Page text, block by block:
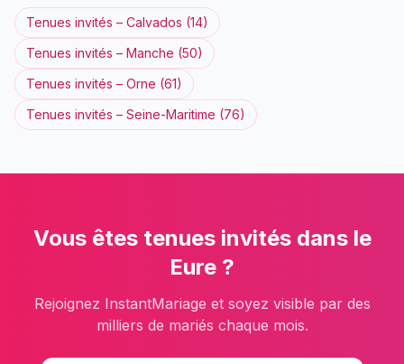
Tenues invités – Calvados (14)
Tenues invités – Manche (50)
Tenues invités – Orne (61)
Tenues invités – Seine-Maritime (76)
Vous êtes tenues invitésdans le
Eure ?
Rejoignez InstantMariage et soyez visible par des
milliers de mariés chaque mois.